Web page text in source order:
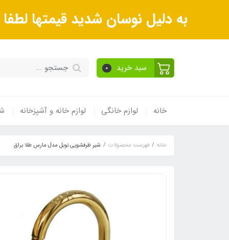
به دلیل نوسان شدید قیمتها
سبد خرید 0
خانه لوازم خانگی لوازم خانه و آشپزخانه
خانه فهرست محصولات شیر ظرفشویی نوبل مدل مارس طلا براق